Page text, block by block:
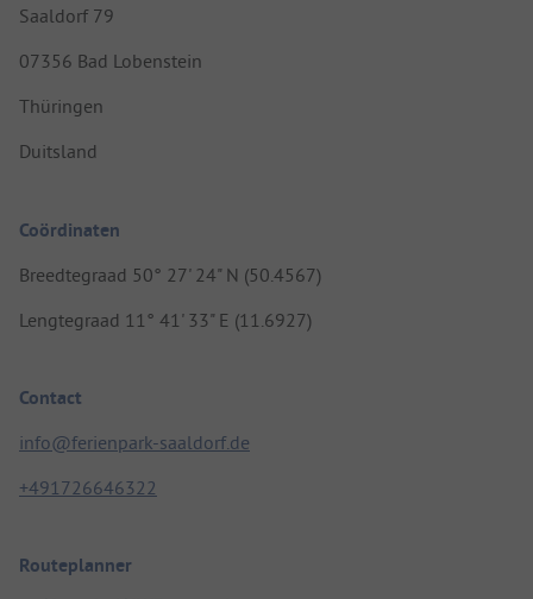
Saaldorf 79
07356 Bad Lobenstein
Thüringen
Duitsland
Coördinaten
Breedtegraad 50° 27' 24" N (50.4567)
Lengtegraad 11° 41' 33" E (11.6927)
Contact
info@ferienpark-saaldorf.de
+491726646322
Routeplanner